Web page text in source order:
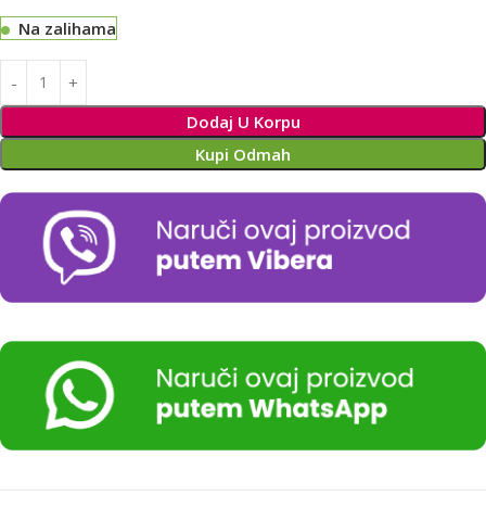
Na zalihama
Dodaj U Korpu
Kupi Odmah
Alternative: